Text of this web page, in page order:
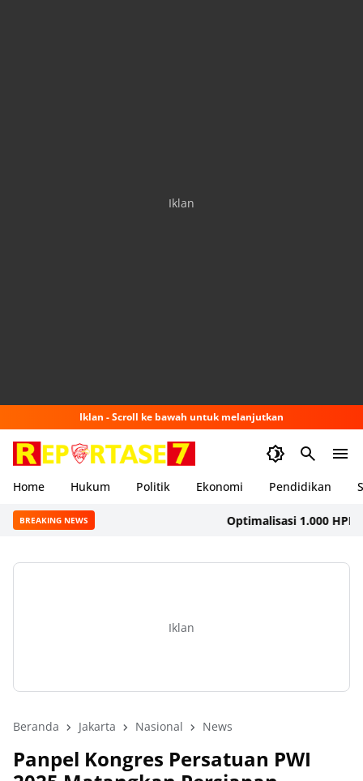
Iklan
Iklan - Scroll ke bawah untuk melanjutkan
Home Hukum Politik Ekonomi Pendidikan
BREAKING NEWS Optimalisasi 1.000 HPK,
Iklan
Beranda Jakarta Nasional News
Panpel Kongres Persatuan PWI